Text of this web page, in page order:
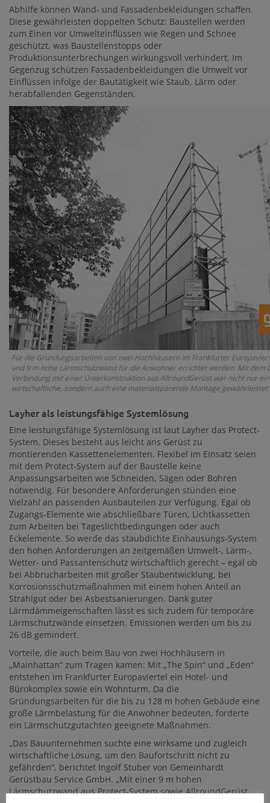
Abhilfe können Wand- und Fassadenbekleidungen schaffen.
Diese gewährleisten doppelten Schutz: Baustellen werden
zum Einen vor Umwelteinflüssen wie Regen und Schnee
geschützt, was Baustellenstopps oder
Produktionsunterbrechungen wirkungsvoll verhindert. Im
Gegenzug schützen Fassadenbekleidungen die Umwelt vor
Einflüssen infolge der Bautätigkeit wie Staub, Lärm oder
herabfallenden Gegenständen.
Für die Gründungsarbeiten von zwei Hochhäusern im Frankfurter
und 9 m hohe Lärmschutzwand für die Anwohner errichtet werden. Mit dem
Verbindung mit einer Unterkonstruktion aus AllroundGerüst war nicht nur
wirtschaftliche, sondern auch eine materialsparende Montage gewährleistet.
Layher als leistungsfähige Systemlösung
Eine leistungsfähige Systemlösung ist laut Layher das Protect-
System. Dieses besteht aus leicht ans Gerüst zu
montierenden Kassettenelementen. Flexibel im Einsatz seien
mit dem Protect-System auf der Baustelle keine
Anpassungsarbeiten wie Schneiden, Sägen oder Bohren
notwendig. Für besondere Anforderungen stünden eine
Vielzahl an passenden Ausbauteilen zur Verfügung. Egal ob
Zugangs-Elemente wie abschließbare Türen, Lichtkassetten
zum Arbeiten bei Tageslichtbedingungen oder auch
Eckelemente. So werde das staubdichte Einhausungs-System
den hohen Anforderungen an zeitgemäßen Umwelt-, Lärm-,
Wetter- und Passantenschutz wirtschaftlich gerecht – egal ob
bei Abbrucharbeiten mit großer Staubentwicklung, bei
Korrosionsschutzmaßnahmen mit einem hohen Anteil an
Strahlgut oder bei Asbestsanierungen. Dank guter
Lärmdämmeigenschaften lässt es sich zudem für temporäre
Lärmschutzwände einsetzen. Emissionen werden um bis zu
26 dB gemindert.
Vorteile, die auch beim Bau von zwei Hochhäusern in
„Mainhattan“ zum Tragen kamen: Mit „The Spin“ und „Eden“
entstehen im Frankfurter Europaviertel ein Hotel- und
Bürokomplex sowie ein Wohnturm. Da die
Gründungsarbeiten für die bis zu 128 m hohen Gebäude eine
große Lärmbelastung für die Anwohner bedeuten, forderte
ein Lärmschutzgutachten geeignete Maßnahmen.
„Das Bauunternehmen suchte eine wirksame und zugleich
wirtschaftliche Lösung, um den Baufortschritt nicht zu
gefährden“, berichtet Ingolf Stuber von Gemeinhardt
Gerüstbau Service GmbH. „Mit einer 9 m hohen
Lärmschutzwand aus Protect-System sowie AllroundGerüst